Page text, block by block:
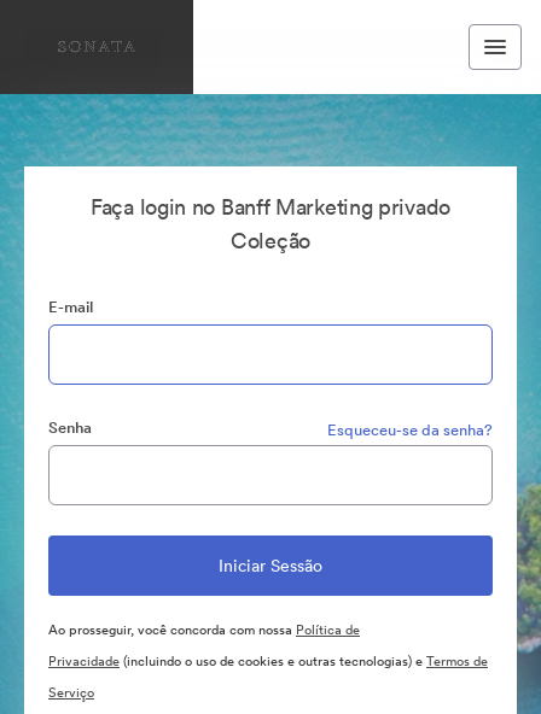
Faça login no Banff Marketing privado
Coleção
E-mail
Senha Esqueceu-se da senha?
Ao prosseguir, você concorda com nossa Política de
Privacidade(incluindo o uso de cookies e outras tecnologias) eTermos de
Serviço